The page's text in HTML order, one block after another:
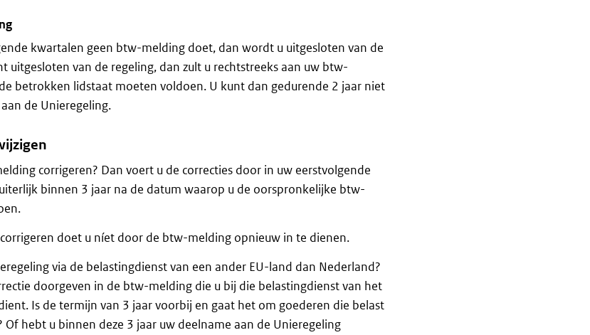
kwartalen geen btw-melding doet, dan wordt u uitgesloten van de
uitgesloten van de regeling, dan zult u rechtstreeks aan uw btw-
betrokken lidstaat moeten voldoen. U kunt dan gedurende 2 jaar niet
de Unieregeling.
corrigeren? Dan voert u de correcties door in uw eerstvolgende
binnen 3 jaar na de datum waarop u de oorspronkelijke btw-
doet u níet door de btw-melding opnieuw in te dienen.
via de belastingdienst van een ander EU-land dan Nederland?
doorgeven in de btw-melding die u bij die belastingdienst van het
Is de termijn van 3 jaar voorbij en gaat het om goederen die belast
Of hebt u binnen deze 3 jaar uw deelname aan de Unieregeling